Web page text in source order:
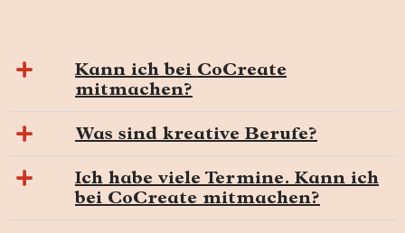
Kann ich bei CoCreate
mitmachen?
Was sind kreative Berufe?
Ich habe viele Termine. Kann ich
bei CoCreate mitmachen?